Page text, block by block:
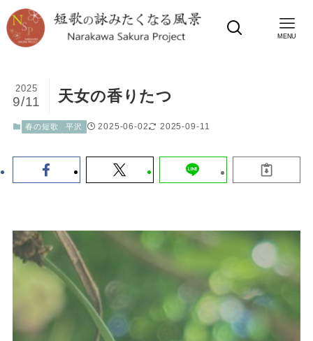
MENU
天女の香りたつ
2025
9/11
春の短歌 平沢 2025-06-02 2025-09-11